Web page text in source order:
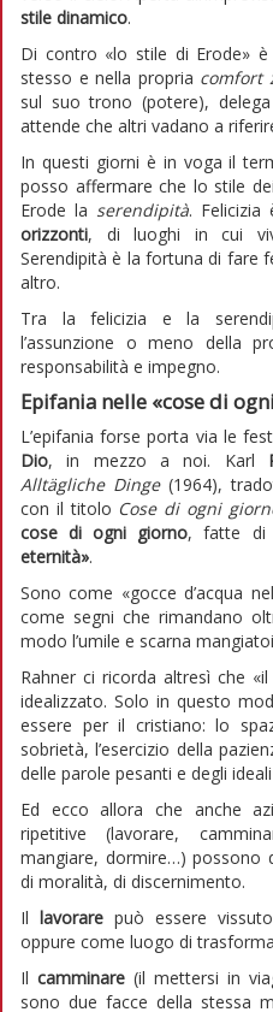
stile dinamico.
Di contro «lo stile di Erode»
stesso e nella propria comfort
sul suo trono (potere),
attende che altri vadano a
In questi giorni è in voga il
posso affermare che lo stile
Erode la serendipità.
orizzonti, di luoghi in cui
Serendipità è la fortuna di fare
altro.
Tra la felicizia e la
l’assunzione o meno della
responsabilità e impegno.
Epifania nelle «cose di
L’epifania forse porta via le
Dio, in mezzo a noi. Karl
Alltägliche Dinge (1964),
con il titolo Cose di ogni
cose di ogni giorno, fatte di
eternità».
Sono come «gocce d’acqua
come segni che rimandano
modo l’umile e scarna
Rahner ci ricorda altresì che
idealizzato. Solo in questo
essere per il cristiano: lo
sobrietà, l’esercizio della
delle parole pesanti e degli
Ed ecco allora che anche
ripetitive (lavorare,
mangiare, dormire…) possono
di moralità, di discernimento.
Il lavorare può essere
oppure come luogo di
Il camminare(il mettersi in
sono due facce della stessa